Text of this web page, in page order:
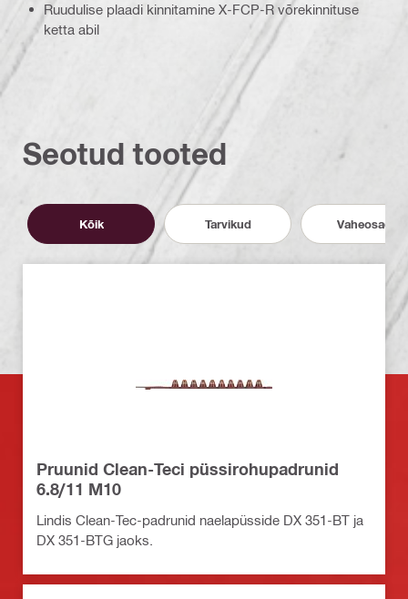
Ruudulise plaadi kinnitamine X-FCP-R võrekinnituse
ketta abil
Seotud tooted
Kõik Tarvikud Vaheosad
Pruunid Clean-Teci püssirohupadrunid
6.8/11 M10
Lindis Clean-Tec-padrunid naelapüsside DX 351-BT ja
DX 351-BTG jaoks.